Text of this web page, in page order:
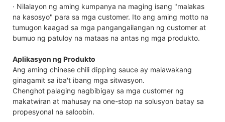
· Nilalayon ng aming kumpanya na maging isang "malakas
na kasosyo" para sa mga customer. Ito ang aming motto na
tumugon kaagad sa mga pangangailangan ng customer at
bumuo ng patuloy na mataas na antas ng mga produkto.
Aplikasyon ng Produkto
Ang aming chinese chili dipping sauce ay malawakang
ginagamit sa iba't ibang mga sitwasyon.
Chenghot palaging nagbibigay sa mga customer ng
makatwiran at mahusay na one-stop na solusyon batay sa
propesyonal na saloobin.